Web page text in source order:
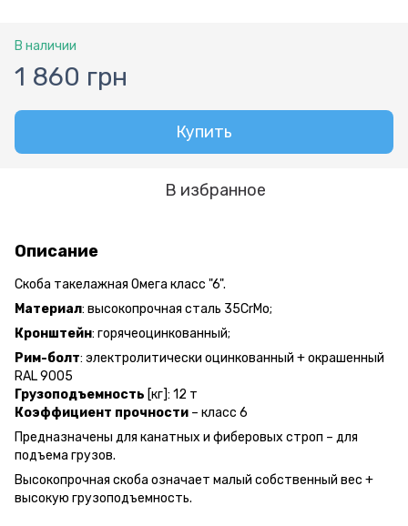
В наличии
1 860 грн
Купить
В избранное
Описание
Скоба такелажная Омега класс "6".
Материал: высокопрочная сталь 35CrMo;
Кронштейн: горячеоцинкованный;
Рим-болт: электролитически оцинкованный + окрашенный
RAL 9005
Грузоподъемность [кг]: 12 т
Коэффициент прочности – класс 6
Предназначены для канатных и фиберовых строп – для
подъема грузов.
Высокопрочная скоба означает малый собственный вес +
высокую грузоподъемность.